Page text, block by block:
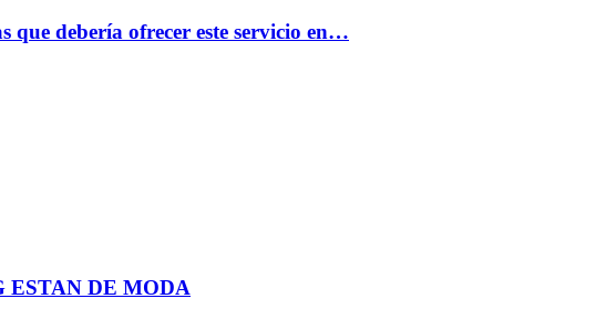
que debería ofrecer este servicio en…
ESTAN DE MODA